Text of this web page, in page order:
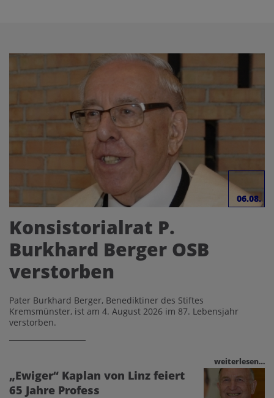
06.08.
Konsistorialrat P.
Burkhard Berger OSB
verstorben
Pater Burkhard Berger, Benediktiner des Stiftes
Kremsmünster, ist am 4. August 2026 im 87. Lebensjahr
verstorben.
weiterlesen…
„Ewiger“ Kaplan von Linz feiert
65 Jahre Profess